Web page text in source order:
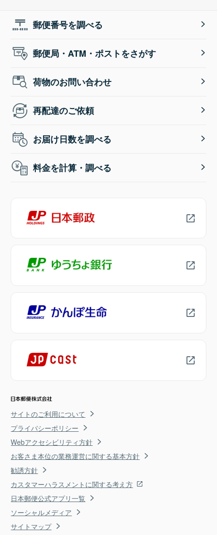
郵便番号を調べる
郵便局・ATM・ポストをさがす
荷物のお問い合わせ
再配達のご依頼
お届け日数を調べる
料金を計算・調べる
サイトのご利用について
プライバシーポリシー
Webアクセシビリティ方針
お客さま本位の業務運営に関する基本方針
勧誘方針
カスタマーハラスメントに関する考え方
日本郵便公式アプリ一覧
ソーシャルメディア
サイトマップ